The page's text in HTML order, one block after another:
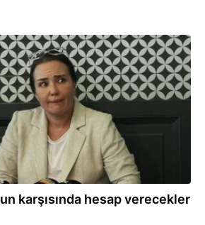
karşısında hesap verecekler